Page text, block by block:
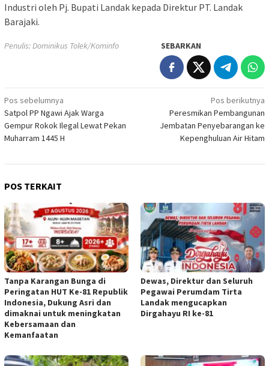
Industri oleh Pj. Bupati Landak kepada Direktur PT. Landak
Barajaki.
Penulis: Dominikus Tolek/Kominfo SEBARKAN
Navigasi
pos
Pos sebelumnya
Satpol PP Ngawi Ajak Warga
Gempur Rokok Ilegal Lewat Pekan
Muharram 1445 H
Pos berikutnya
Peresmikan Pembangunan
Jembatan Penyebarangan ke
Kepenghuluan Air Hitam
POS TERKAIT
Tanpa Karangan Bunga di
Peringatan HUT Ke-81 Republik
Indonesia, Dukung Asri dan
dimaknai untuk meningkatan
Kebersamaan dan
Kemanfaatan
Dewas, Direktur dan Seluruh
Pegawai Perumdam Tirta
Landak mengucapkan
Dirgahayu RI ke-81